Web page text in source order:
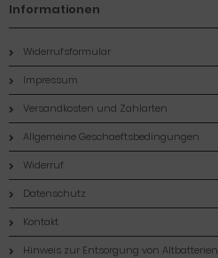
Informationen
Widerrufsformular
Impressum
Versandkosten und Zahlarten
Allgemeine Geschaeftsbedingungen
Widerruf
Datenschutz
Kontakt
Hinweis zur Entsorgung von Altbatterien